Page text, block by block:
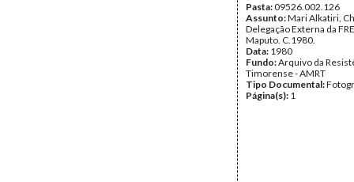
Pasta:09526.002.126
Assunto:Mari Alkatiri,
Delegação Externa da
Maputo. C.1980.
Data: 1980
Fundo:Arquivo da
Timorense - AMRT
Tipo Documental:
Página(s): 1